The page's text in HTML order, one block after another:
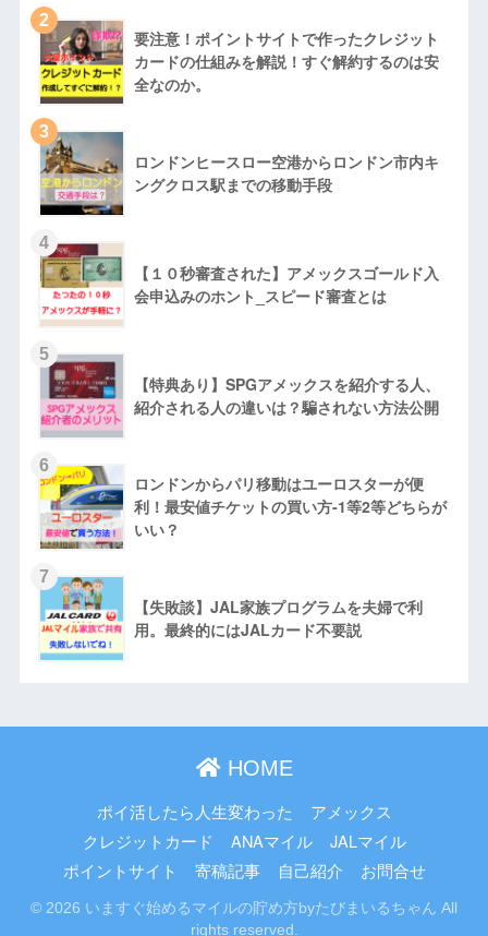
2
要注意！ポイントサイトで作ったクレジット
カードの仕組みを解説！すぐ解約するのは安
全なのか。
3
ロンドンヒースロー空港からロンドン市内キ
ングクロス駅までの移動手段
4
【１０秒審査された】アメックスゴールド入
会申込みのホント_スピード審査とは
5
【特典あり】SPGアメックスを紹介する人、
紹介される人の違いは？騙されない方法公開
6
ロンドンからパリ移動はユーロスターが便
利！最安値チケットの買い方-1等2等どちらが
いい？
7
【失敗談】JAL家族プログラムを夫婦で利
用。最終的にはJALカード不要説
HOME
ポイ活したら人生変わった
アメックス
クレジットカード
ANAマイル
JALマイル
ポイントサイト
寄稿記事 自己紹介 お問合せ
© 2026 いますぐ始めるマイルの貯め方byたびまいるちゃん All
rights reserved.